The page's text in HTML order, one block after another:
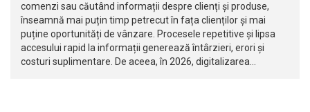
comenzi sau căutând informații despre clienți și produse,
înseamnă mai puțin timp petrecut în fața clienților și mai
puține oportunități de vânzare. Procesele repetitive și lipsa
accesului rapid la informații generează întârzieri, erori și
costuri suplimentare. De aceea, în 2026, digitalizarea…